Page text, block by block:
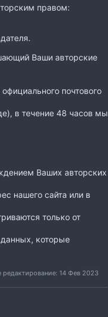
правом:
Ваши авторские
официального почтового
в течение 48 часов мы
Ваших авторских
нашего сайта или в
только от
которые
редактирование:14 Фев 2023